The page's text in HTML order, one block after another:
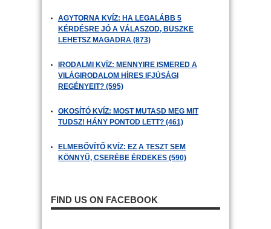
AGYTORNA KVÍZ: HA LEGALÁBB 5
KÉRDÉSRE JÓ A VÁLASZOD, BÜSZKE
LEHETSZ MAGADRA (873)
IRODALMI KVÍZ: MENNYIRE ISMERED A
VILÁGIRODALOM HÍRES IFJÚSÁGI
REGÉNYEIT? (595)
OKOSÍTÓ KVÍZ: MOST MUTASD MEG MIT
TUDSZ! HÁNY PONTOD LETT? (461)
ELMEBŐVÍTŐ KVÍZ: EZ A TESZT SEM
KÖNNYŰ, CSERÉBE ÉRDEKES (590)
FIND US ON FACEBOOK